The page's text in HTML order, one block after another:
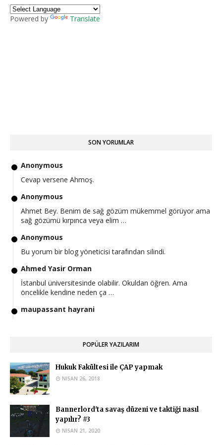
Powered by Translate
SON YORUMLAR
Anonymous
Cevap versene Ahmoş.
Anonymous
Ahmet Bey. Benim de sağ gözüm mükemmel görüyor ama
sağ gözümü kırpınca veya elim …
Anonymous
Bu yorum bir blog yöneticisi tarafından silindi.
Ahmed Yasir Orman
İstanbul üniversitesinde olabilir. Okuldan öğren. Ama
öncelikle kendine neden ça …
maupassant hayrani
Ahmed Yasir Orman
Eğer okuduğunuz üniversite buna müsaade ediyorsa
yapabilirsiniz.
Anonymous
Hukuk okuyan biri islam iktisadi ve finans bölümünde çap
yapabilir mi?
Ahmed Yasir Orman
POPÜLER YAZILARIM
Hukuk Fakültesi ile ÇAP yapmak
NISAN 26, 2018
Bannerlord'ta savaş düzeni ve taktiği nasıl
yapılır? #3
NISAN 21, 2020